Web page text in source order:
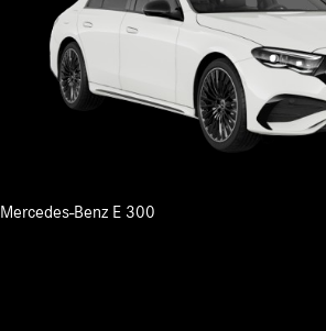
Mercedes-Benz E 300